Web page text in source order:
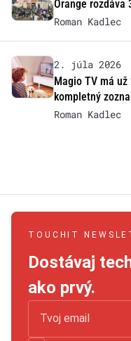
Orange rozdáva
Roman Kadlec
2. júla 2026
Magio TV má
kompletný
Roman Kadlec
TOUCHIT
Dostávaj
ako prvý.